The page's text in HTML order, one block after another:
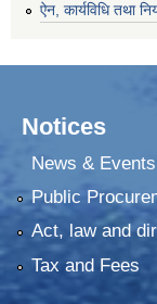
ऐन, कार्यविधि तथा
Notices
News & Events
Public
Act, law and
Tax and Fees